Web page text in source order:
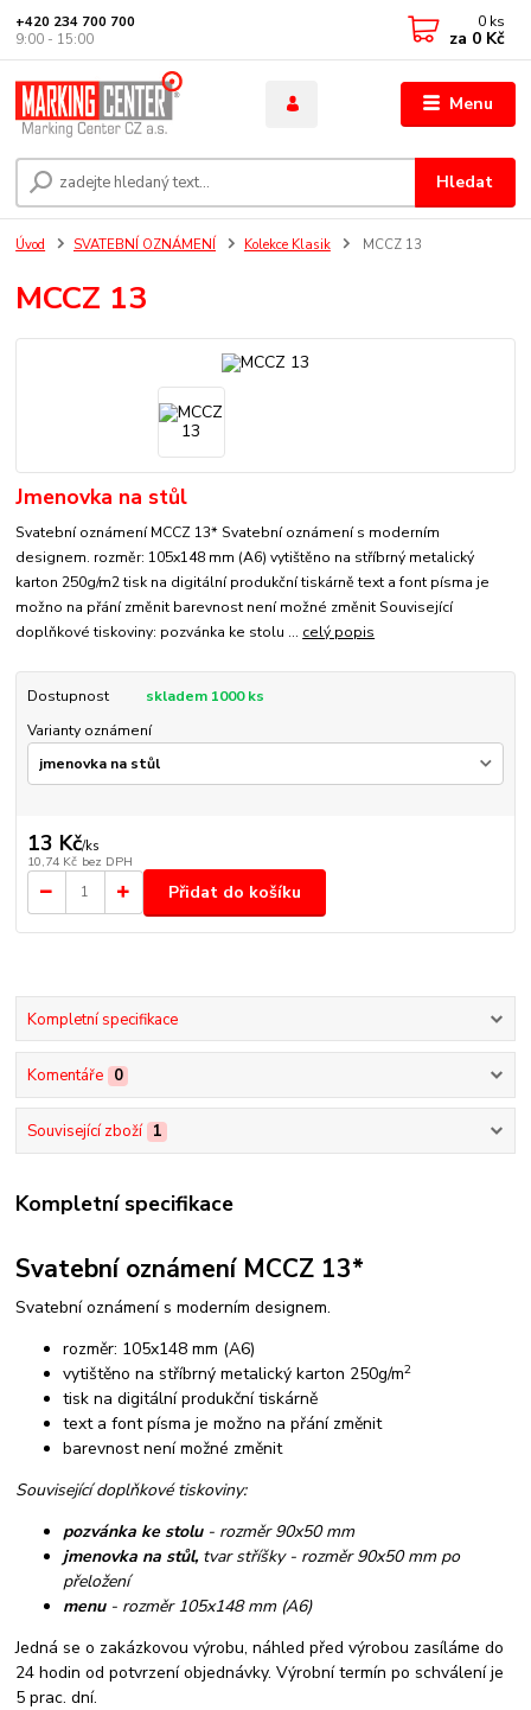
Menu
Hledat
+420 234 700 700
9:00 - 15:00
0 ks
za 0 Kč
Úvod SVATEBNÍ OZNÁMENÍ Kolekce Klasik MCCZ 13
MCCZ 13
Jmenovka na stůl
Svatební oznámení MCCZ 13* Svatební oznámení s moderním
designem. rozměr: 105x148 mm (A6) vytištěno na stříbrný metalický
karton 250g/m2 tisk na digitální produkční tiskárně text a font písma je
možno na přání změnit barevnost není možné změnit Související
doplňkové tiskoviny: pozvánka ke stolu ... celý popis
Dostupnost
skladem 1000 ks
Varianty oznámení
13 Kč/ks
10,74 Kč bez DPH
Přidat do košíku
Kompletní specifikace
Komentáře 0
Související zboží 1
Kompletní specifikace
Svatební oznámení MCCZ 13*
Svatební oznámení s moderním designem.
rozměr: 105x148 mm (A6)
vytištěno na stříbrný metalický karton 250g/m2
tisk na digitální produkční tiskárně
text a font písma je možno na přání změnit
barevnost není možné změnit
Související doplňkové tiskoviny:
pozvánka ke stolu- rozměr 90x50 mm
jmenovka na stůl, tvar stříšky - rozměr 90x50 mm po
přeložení
menu- rozměr 105x148 mm (A6)
Jedná se o zakázkovou výrobu, náhled před výrobou zasíláme do
24 hodin od potvrzení objednávky. Výrobní termín po schválení je
5 prac. dní.